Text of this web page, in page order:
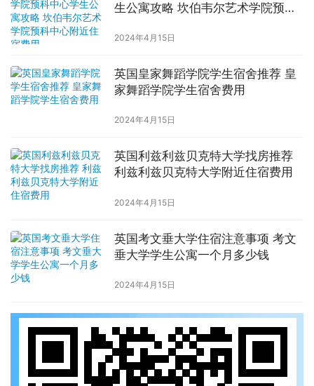
生公寓攻略 坎伯韦尔艺术学院预科
2024年4月15日
英国皇家舞蹈学院学生宿舍推荐 皇
家舞蹈学院学生宿舍费用
2024年4月15日
英国利兹利兹贝克特大学找房推荐
利兹利兹贝克特大学附近住宿费用
2024年4月15日
英国考文垂大学住宿注意事项 考文
垂大学学生公寓一个月多少钱
2024年4月15日